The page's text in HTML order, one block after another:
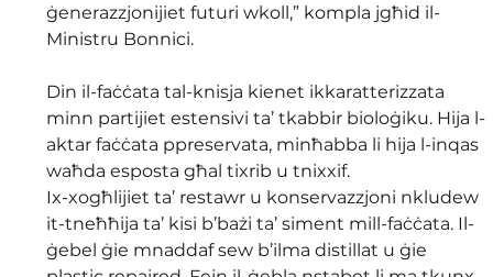
ġenerazzjonijiet futuri wkoll,” kompla jgħid il-
Ministru Bonnici.
Din il-faċċata tal-knisja kienet ikkaratterizzata
minn partijiet estensivi ta’ tkabbir bioloġiku. Hija l-
aktar faċċata ppreservata, minħabba li hija l-inqas
waħda esposta għal tixrib u tnixxif.
Ix-xogħlijiet ta’ restawr u konservazzjoni nkludew
it-tneħħija ta’ kisi b’bażi ta’ siment mill-faċċata. Il-
ġebel ġie mnaddaf sew b’ilma distillat u ġie